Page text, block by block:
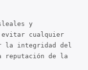
y
evitar cualquier
la integridad del
reputación de la